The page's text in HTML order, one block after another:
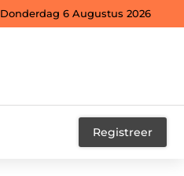
Donderdag 6 Augustus 2026
Registreer